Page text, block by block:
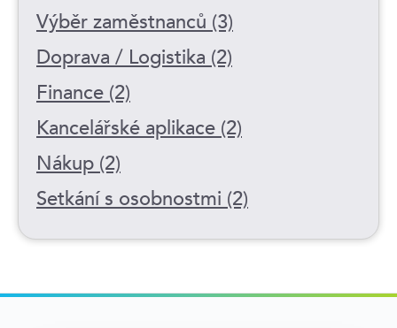
Výběr zaměstnanců (3)
Doprava / Logistika (2)
Finance (2)
Kancelářské aplikace (2)
Nákup (2)
Setkání s osobnostmi (2)